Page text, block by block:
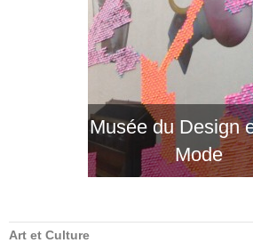
Musée du Design
Mode
Art et Culture